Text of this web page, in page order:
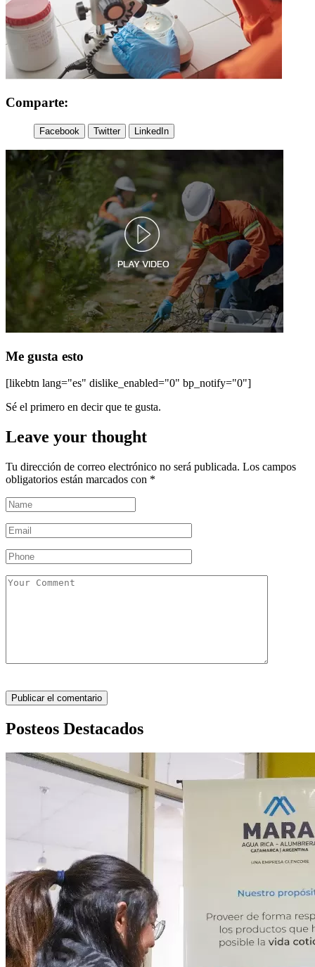
Comparte:
Facebook Twitter LinkedIn
Me gusta esto
[likebtn lang="es" dislike_enabled="0" bp_notify="0"]
Sé el primero en decir que te gusta.
Leave your thought
Tu dirección de correo electrónico no será publicada. Los campos
obligatorios están marcados con *
Posteos Destacados